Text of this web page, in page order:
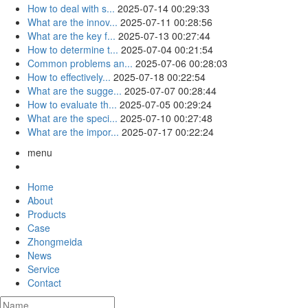
How to deal with s... 2025-07-14 00:29:33
What are the innov... 2025-07-11 00:28:56
What are the key f... 2025-07-13 00:27:44
How to determine t... 2025-07-04 00:21:54
Common problems an... 2025-07-06 00:28:03
How to effectively... 2025-07-18 00:22:54
What are the sugge... 2025-07-07 00:28:44
How to evaluate th... 2025-07-05 00:29:24
What are the speci... 2025-07-10 00:27:48
What are the impor... 2025-07-17 00:22:24
menu
Home
About
Products
Case
Zhongmeida
News
Service
Contact